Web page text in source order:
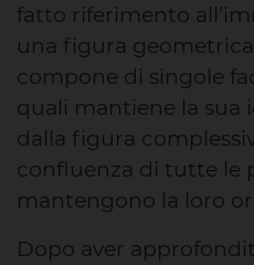
fatto riferimento
una figura
compone di singole
quali mantiene la sua
dalla figura
confluenza di tutte le
mantengono la loro
Dopo aver